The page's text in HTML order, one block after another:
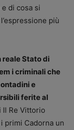
di cosa si
più
reale Stato di
i criminali che
e
ferite al
Il Re Vittorio
primi Cadorna un